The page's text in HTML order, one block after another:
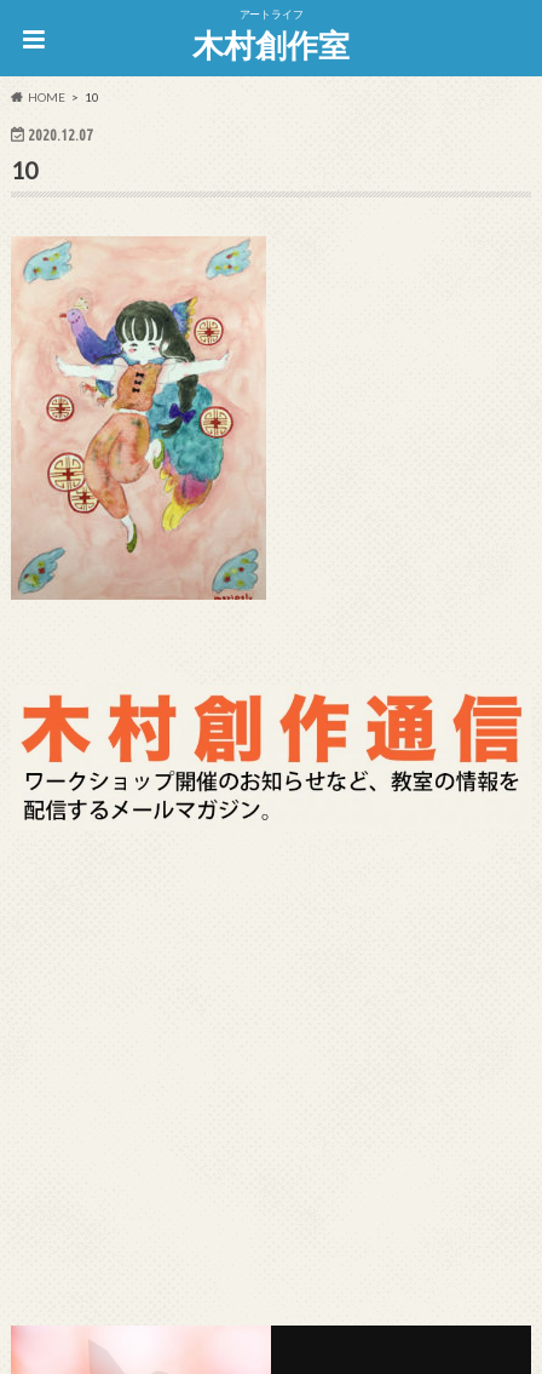
アートライフ
木村創作室
HOME 10
2020.12.07
10